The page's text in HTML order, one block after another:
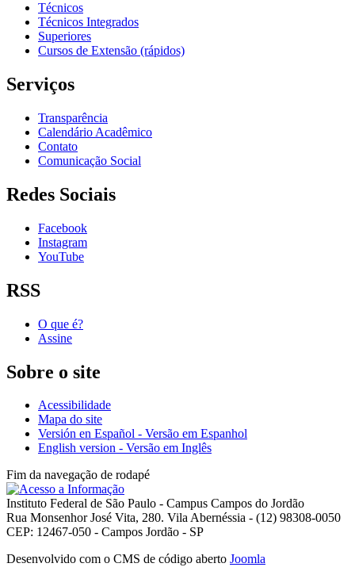
Técnicos
Técnicos Integrados
Superiores
Cursos de Extensão (rápidos)
Serviços
Transparência
Calendário Acadêmico
Contato
Comunicação Social
Redes Sociais
Facebook
Instagram
YouTube
RSS
O que é?
Assine
Sobre o site
Acessibilidade
Mapa do site
Versión en Español - Versão em Espanhol
English version - Versão em Inglês
Fim da navegação de rodapé
Instituto Federal de São Paulo - Campus Campos do Jordão
Rua Monsenhor José Vita, 280. Vila Abernéssia - (12) 98308-0050
CEP: 12467-050 - Campos Jordão - SP
Desenvolvido com o CMS de código aberto Joomla